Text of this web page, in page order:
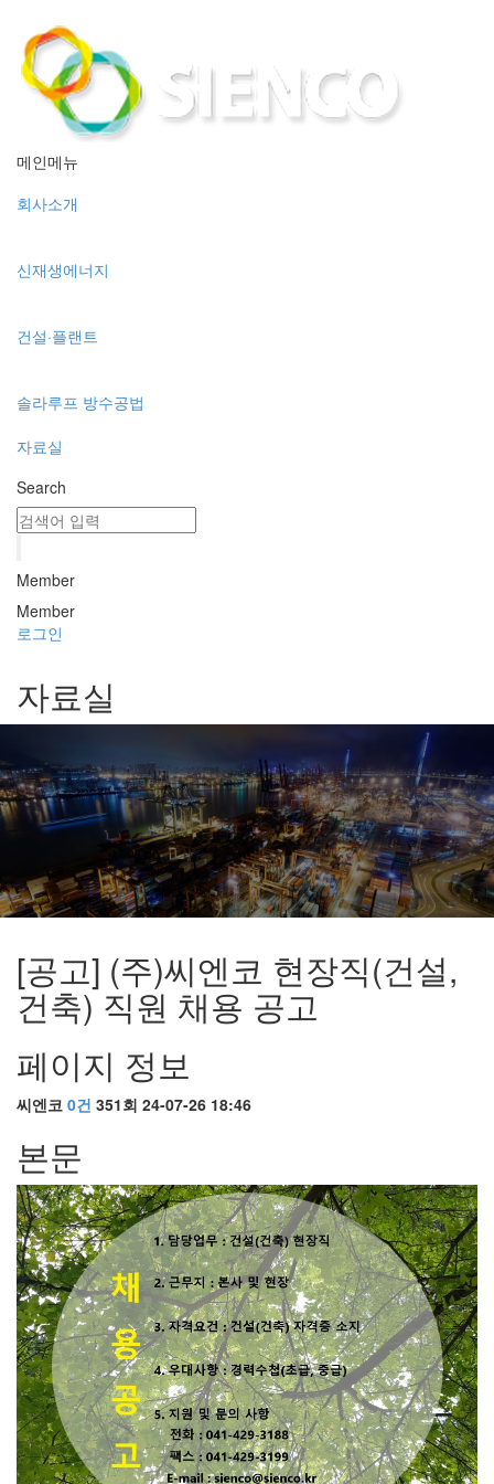
메인메뉴
회사소개
신재생에너지
건설·플랜트
솔라루프 방수공법
자료실
Search
Member
Member
로그인
자료실
[공고] (주)씨엔코 현장직(건설,
건축) 직원 채용 공고
페이지 정보
씨엔코 0건 351회 24-07-26 18:46
본문